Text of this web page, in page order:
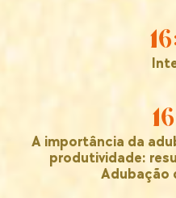
A importância da
produtividade:
Adubação